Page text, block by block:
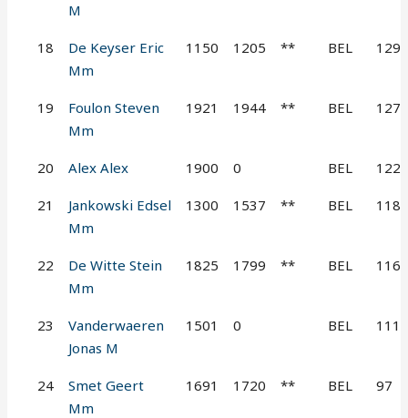
M
18
De Keyser Eric
Mm
1150 1205 ** BEL 129
19
Foulon Steven
Mm
1921 1944 ** BEL 127
20 Alex Alex 1900 0 BEL 122
21
Jankowski Edsel
Mm
1300 1537 ** BEL 118
22
De Witte Stein
Mm
1825 1799 ** BEL 116
23
Vanderwaeren
Jonas M
1501 0 BEL 111
24
Smet Geert
Mm
1691 1720 ** BEL 97